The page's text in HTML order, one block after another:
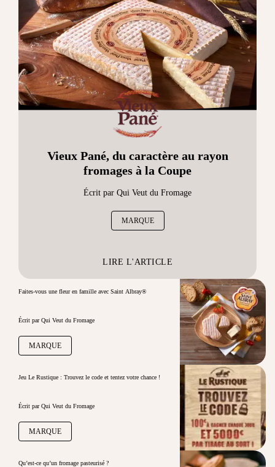
Vieux Pané, du caractère au rayon
fromages à la Coupe
Écrit par Qui Veut du Fromage
MARQUE
LIRE L'ARTICLE
Faites-vous une fleur en famille avec Saint Albray®
Écrit par Qui Veut du Fromage
MARQUE
Jeu Le Rustique : Trouvez le code et tentez votre chance !
Écrit par Qui Veut du Fromage
MARQUE
Qu’est-ce qu’un fromage pasteurisé ?